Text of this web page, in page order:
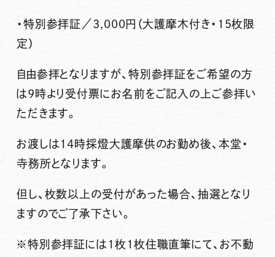
・特別参拝証／3,000円（大護摩木付き・15枚限
定）
自由参拝となりますが、特別参拝証をご希望の方
は9時より受付票にお名前をご記入の上ご参拝い
ただきます。
お渡しは14時採燈大護摩供のお勤め後、本堂・
寺務所となります。
但し、枚数以上の受付があった場合、抽選となり
ますのでご了承下さい。
※特別参拝証には1枚1枚住職直筆にて、お不動